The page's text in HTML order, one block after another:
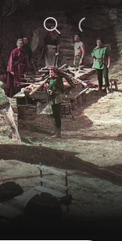
Sök